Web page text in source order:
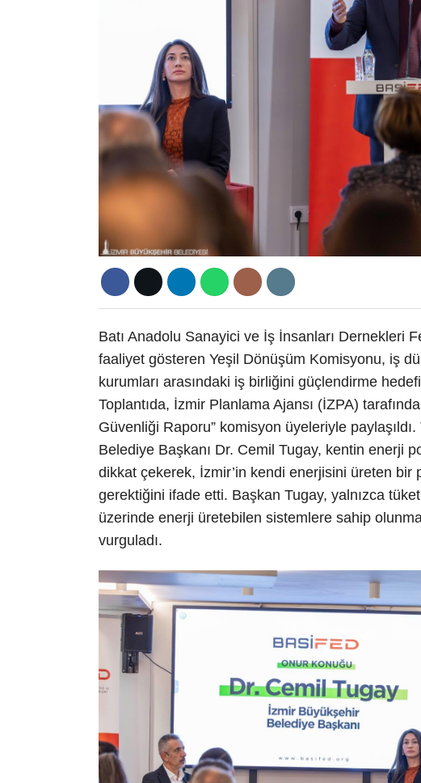
Batı Anadolu Sanayici ve İş İnsanları Dernekleri
faaliyet gösteren Yeşil Dönüşüm Komisyonu, iş
kurumları arasındaki iş birliğini güçlendirme
Toplantıda, İzmir Planlama Ajansı (İZPA)
Güvenliği Raporu” komisyon üyeleriyle
Belediye Başkanı Dr. Cemil Tugay, kentin enerji
dikkat çekerek, İzmir’in kendi enerjisini üreten
gerektiğini ifade etti. Başkan Tugay, yalnızca
üzerinde enerji üretebilen sistemlere sahip
vurguladı.